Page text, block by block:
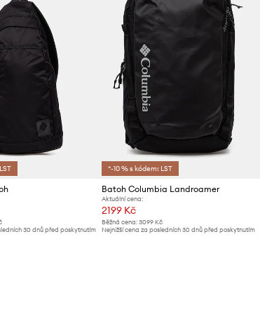
30 dnů před poskytnutím
*-10 % s kódem: LST
Batoh Columbia Landroamer
Aktuální cena:
2199 Kč
Běžná cena: 3099 Kč
Nejnižší cena za posledních 30 dnů před poskytnutím